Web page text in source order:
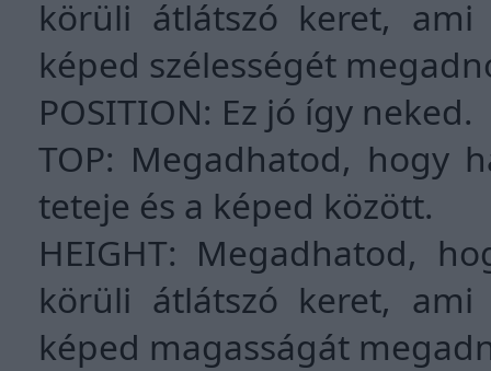
körüli átlátszó keret, ami
képed szélességét
POSITION: Ez jó így neked.
TOP: Megadhatod, hogy
teteje és a képed között.
HEIGHT: Megadhatod,
körüli átlátszó keret, ami
képed magasságát